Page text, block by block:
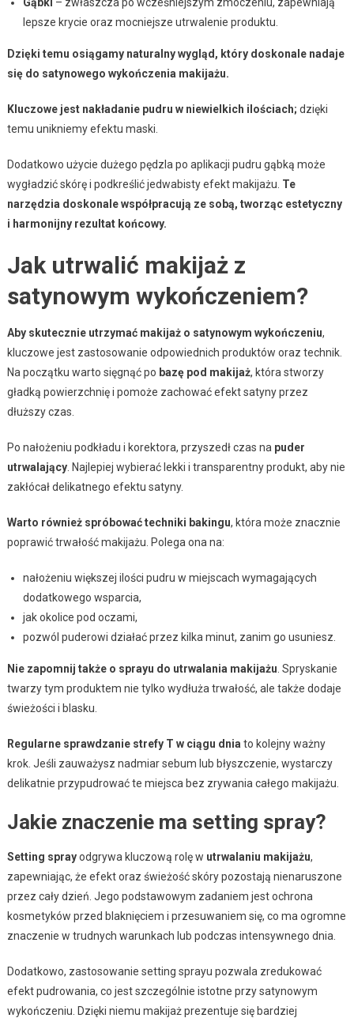
lepsze krycie oraz mocniejsze utrwalenie produktu.
Dzięki temu osiągamy naturalny wygląd, który doskonale nadaje
się do satynowego wykończenia makijażu.
Kluczowe jest nakładanie pudru w niewielkich ilościach; dzięki
temu unikniemy efektu maski.
Dodatkowo użycie dużego pędzla po aplikacji pudru gąbką może
wygładzić skórę i podkreślić jedwabisty efekt makijażu. Te
narzędzia doskonale współpracują ze sobą, tworząc estetyczny
i harmonijny rezultat końcowy.
Jak utrwalić makijaż z
satynowym wykończeniem?
Aby skutecznie utrzymać makijaż o satynowym wykończeniu,
kluczowe jest zastosowanie odpowiednich produktów oraz technik.
Na początku warto sięgnąć po bazę pod makijaż, która stworzy
gładką powierzchnię i pomoże zachować efekt satyny przez
dłuższy czas.
Po nałożeniu podkładu i korektora, przyszedł czas na puder
utrwalający. Najlepiej wybierać lekki i transparentny produkt, aby nie
zakłócał delikatnego efektu satyny.
Warto również spróbować techniki bakingu, która może znacznie
poprawić trwałość makijażu. Polega ona na:
nałożeniu większej ilości pudru w miejscach wymagających
dodatkowego wsparcia,
jak okolice pod oczami,
pozwól puderowi działać przez kilka minut, zanim go usuniesz.
Nie zapomnij także o sprayu do utrwalania makijażu . Spryskanie
twarzy tym produktem nie tylko wydłuża trwałość, ale także dodaje
świeżości i blasku.
Regularne sprawdzanie strefy T w ciągu dnia to kolejny ważny
krok. Jeśli zauważysz nadmiar sebum lub błyszczenie, wystarczy
delikatnie przypudrować te miejsca bez zrywania całego makijażu.
Jakie znaczenie ma setting spray?
Setting sprayodgrywa kluczową rolę w utrwalaniu makijażu,
zapewniając, że efekt oraz świeżość skóry pozostają nienaruszone
przez cały dzień. Jego podstawowym zadaniem jest ochrona
kosmetyków przed blaknięciem i przesuwaniem się, co ma ogromne
znaczenie w trudnych warunkach lub podczas intensywnego dnia.
Dodatkowo, zastosowanie setting sprayu pozwala zredukować
efekt pudrowania, co jest szczególnie istotne przy satynowym
wykończeniu. Dzięki niemu makijaż prezentuje się bardziej